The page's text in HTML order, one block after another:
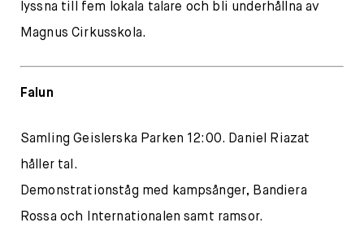
lyssna till fem lokala talare och bli underhållna av
Magnus Cirkusskola.
Falun
Samling Geislerska Parken 12:00. Daniel Riazat
håller tal.
Demonstrationståg med kampsånger, Bandiera
Rossa och Internationalen samt ramsor.